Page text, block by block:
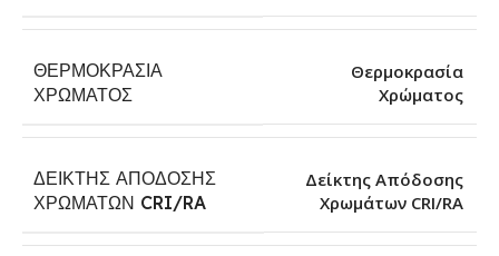
ΘΕΡΜΟΚΡΑΣΊΑ
ΧΡΏΜΑΤΟΣ
Θερμοκρασία
Χρώματος
ΔΕΊΚΤΗΣ ΑΠΌΔΟΣΗΣ
ΧΡΩΜΆΤΩΝ CRI/RA
Δείκτης Απόδοσης
Χρωμάτων CRI/RA